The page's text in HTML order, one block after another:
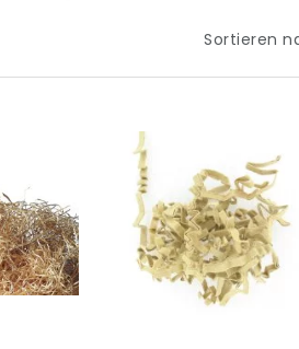
Sortieren